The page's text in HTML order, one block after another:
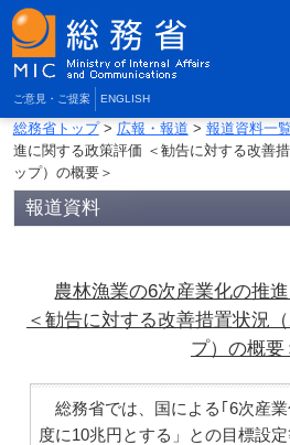
ご意見・ご提案 ENGLISH
総務省トップ> 広報・報道 > 報道資料一
進に関する政策評価 ＜勧告に対する改善
ップ）の概要＞
報道資料
農林漁業の6次産業化の推
＜勧告に対する改善措置状況
プ）の概要
総務省では、国による｢6次産
度に10兆円とする」との目標設